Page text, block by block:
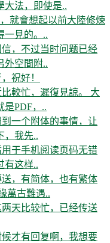
大法，即使是..
就會想起以前大陸修煉
一見的。..
，不过当时问题已经
空間附..
祝好！
較忙，遲復見諒。 大
是PDF，..
一个附体的事情，让
，我先..
于手机阅读页码无错
有这样..
，有简体，也有繁体
萬古難遇..
天比较忙，已经传送
才有回复啊，我想要